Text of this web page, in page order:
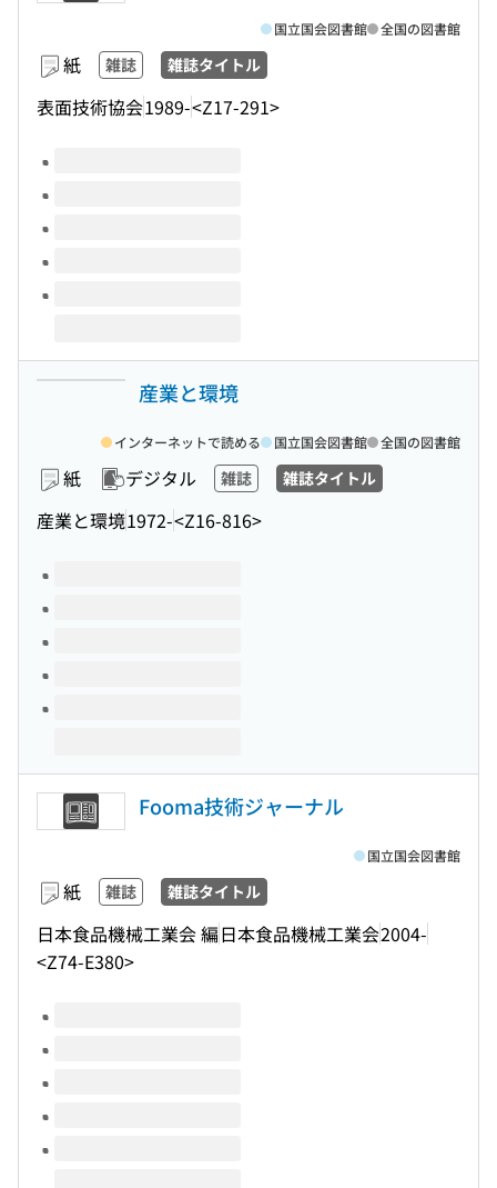
紙 雑誌 雑誌タイトル
表面技術協会1989-<Z17-291>
国立国会図書館 全国の図書館
このタイトルの巻号
産業と環境
紙 デジタル 雑誌 雑誌タイトル
産業と環境1972-<Z16-816>
インターネットで読める 国立国会図書館 全国の図書館
このタイトルの巻号
Fooma技術ジャーナル
紙 雑誌 雑誌タイトル
日本食品機械工業会 編日本食品機械工業会2004-
<Z74-E380>
国立国会図書館
このタイトルの巻号